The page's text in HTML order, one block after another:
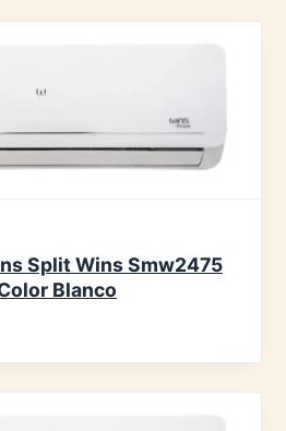
Split Wins Smw2475
Blanco